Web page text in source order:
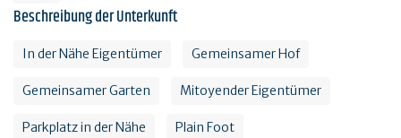
Beschreibung der Unterkunft
In der Nähe Eigentümer Gemeinsamer Hof
Gemeinsamer Garten Mitoyender Eigentümer
Parkplatz in der Nähe Plain Foot